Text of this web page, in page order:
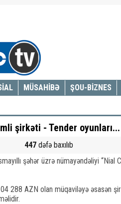
MÜSAHİBƏ ŞOU-BİZNES
şirkəti - Tender oyunları...
447 dəfə baxılıb
şəhər üzrə nümayəndəliyi
288 AZN olan müqaviləyə əsasən